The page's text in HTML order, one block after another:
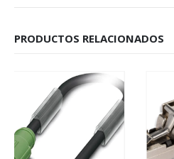
PRODUCTOS RELACIONADOS